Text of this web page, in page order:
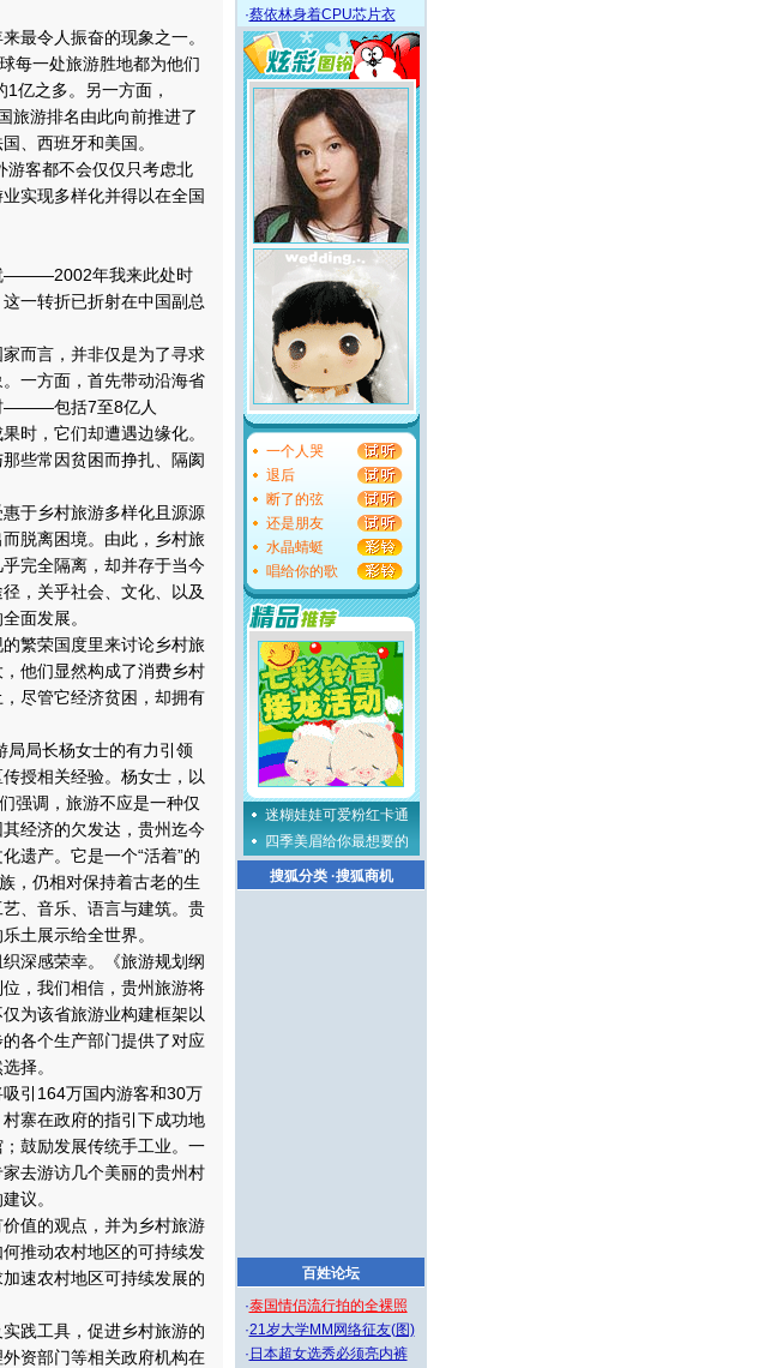
令人振奋的现象之一。
每一处旅游胜地都为他们
亿之多。另一方面，
旅游排名由此向前推进了
、西班牙和美国。
客都不会仅仅只考虑北
实现多样化并得以在全国
———2002年我来此处时
一转折已折射在中国副总
而言，并非仅是为了寻求
一方面，首先带动沿海省
———包括7至8亿人
，它们却遭遇边缘化。
些常因贫困而挣扎、隔阂
于乡村旅游多样化且源源
脱离困境。由此，乡村旅
完全隔离，却并存于当今
，关乎社会、文化、以及
面发展。
繁荣国度里来讨论乡村旅
他们显然构成了消费乡村
尽管它经济贫困，却拥有
局长杨女士的有力引领
授相关经验。杨女士，以
强调，旅游不应是一种仅
经济的欠发达，贵州迄今
遗产。它是一个“活着”的
，仍相对保持着古老的生
、音乐、语言与建筑。贵
土展示给全世界。
深感荣幸。《旅游规划纲
，我们相信，贵州旅游将
为该省旅游业构建框架以
各个生产部门提供了对应
择。
引164万国内游客和30万
寨在政府的指引下成功地
鼓励发展传统手工业。一
去游访几个美丽的贵州村
议。
值的观点，并为乡村旅游
推动农村地区的可持续发
速农村地区可持续发展的
践工具，促进乡村旅游的
资部门等相关政府机构在
·蔡依林身着CPU芯片衣
一个人哭
退后
断了的弦
还是朋友
水晶蜻蜓
唱给你的歌
迷糊娃娃可爱粉红卡通
四季美眉给你最想要的
搜狐分类·搜狐商机
百姓论坛
·泰国情侣流行拍的全裸照
·21岁大学MM网络征友(图)
· 日本超女选秀必须亮内裤